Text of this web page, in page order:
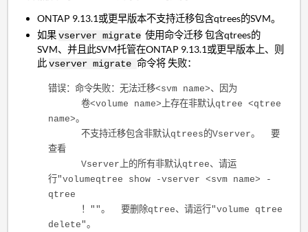
ONTAP 9.13.1或更早版本不支持迁移包含qtrees的SVM。
如果vserver migrate 使用命令迁移 包含qtrees的
SVM、并且此SVM托管在ONTAP 9.13.1或更早版本上、则
此vserver migrate命令将 失败：
错误：命令失败：无法迁移<svm name>、因为
卷<volume name>上存在非默认qtree <qtree
name>。
不支持迁移包含非默认qtrees的Vserver。 要
查看
Vserver上的所有非默认qtree、请运
行"volumeqtree show -vserver <svm name> -
qtree
！""。 要删除qtree、请运行"volume qtree
delete"。